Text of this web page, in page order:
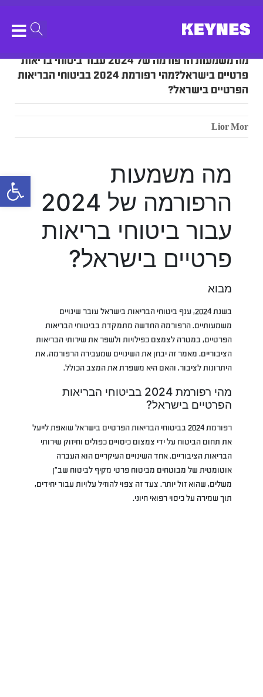
מה משמעות הרפורמה של 2024 עבור ביטוחי בריאות
פרטיים בישראל?מהי רפורמת 2024 בביטוחי הבריאות
הפרטיים בישראל?
Lior Mor
מה משמעות
הרפורמה של 2024
עבור ביטוחי בריאות
פרטיים בישראל?
מבוא
בשנת 2024, ענף ביטוחי הבריאות בישראל עובר שינויים
משמעותיים. הרפורמה החדשה מתמקדת בביטוחי הבריאות
הפרטיים, במטרה לצמצם כפילויות ולשפר את שירותי הבריאות
הציבוריים. מאמר זה יבחן את השינויים שמעבירה הרפורמה, את
היתרונות לציבור, והאם היא משפרת את המצב הכולל.
מהי רפורמת 2024 בביטוחי הבריאות
הפרטיים בישראל?
רפורמת 2024 בביטוחי הבריאות הפרטיים בישראל שואפת לייעל
את תחום הביטוח על ידי צמצום כיסויים כפולים וחיזוק שירותי
הבריאות הציבוריים. אחד השינויים העיקריים הוא העברה
אוטומטית של מבוטחים מביטוח פרטי מקיף לביטוח שב”ן
משלים, שהוא זול יותר. צעד זה צפוי להוזיל עלויות עבור יחידים,
תוך שמירה על כיסוי רפואי חיוני.